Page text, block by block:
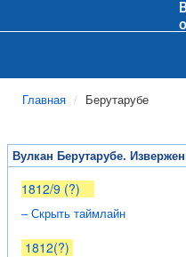
Главная Берутарубе
Вулкан Берутарубе.
1812/9 (?)
– Скрыть таймлайн
1812(?)